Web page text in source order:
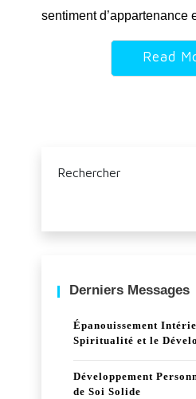
sentiment d’appartenance
Read
Rechercher
Derniers Messages
Épanouissement
Spiritualité et le
Développement
de Soi Solide